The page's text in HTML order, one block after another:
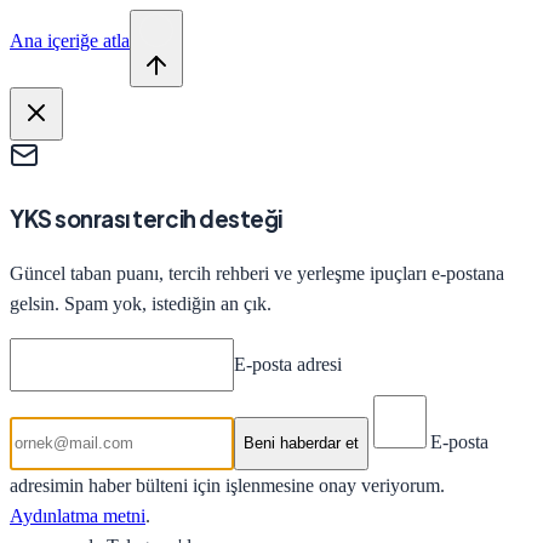
Ana içeriğe atla
YKS sonrası tercih desteği
Güncel taban puanı, tercih rehberi ve yerleşme ipuçları e-postana
gelsin. Spam yok, istediğin an çık.
E-posta adresi
Beni haberdar et E-posta
adresimin haber bülteni için işlenmesine onay veriyorum.
Aydınlatma metni.